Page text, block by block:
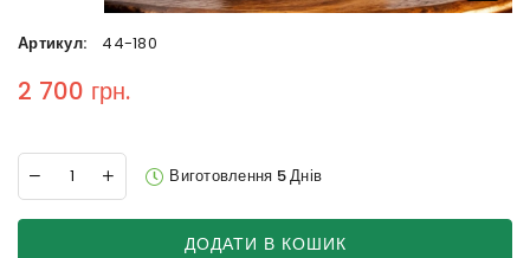
Артикул: 44-180
Regular price
2 700 грн.
Виготовлення 5 Днів
ДОДАТИ В КОШИК